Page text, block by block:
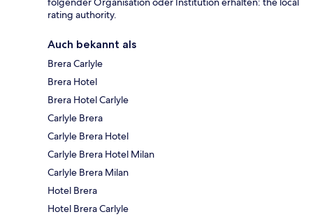
rating authority.
Auch bekannt als
Brera Carlyle
Brera Hotel
Brera Hotel Carlyle
Carlyle Brera
Carlyle Brera Hotel
Carlyle Brera Hotel Milan
Carlyle Brera Milan
Hotel Brera
Hotel Brera Carlyle